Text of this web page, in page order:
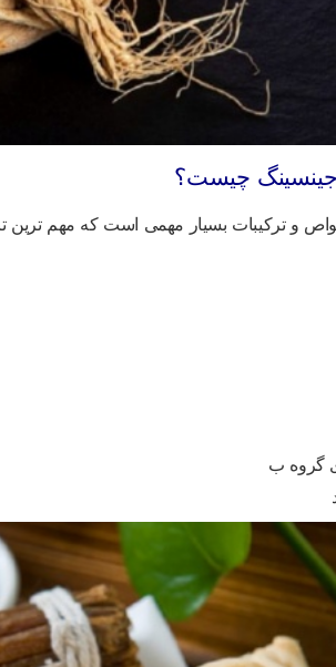
جینسینگ چیست؟
و ترکیبات بسیار مهمی است که مهم ترین
گروه ب